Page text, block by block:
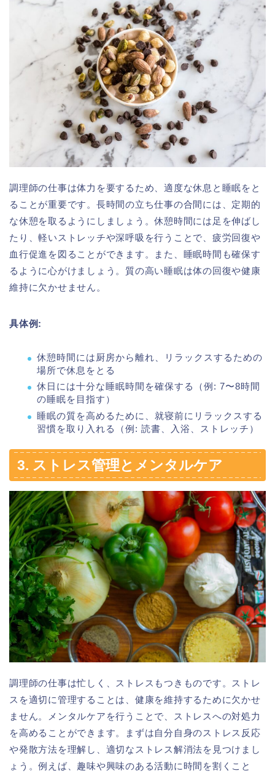
調理師の仕事は体力を要するため、適度な休息と睡眠をと
ることが重要です。長時間の立ち仕事の合間には、定期的
な休憩を取るようにしましょう。休憩時間には足を伸ばし
たり、軽いストレッチや深呼吸を行うことで、疲労回復や
血行促進を図ることができます。また、睡眠時間も確保す
るように心がけましょう。質の高い睡眠は体の回復や健康
維持に欠かせません。
具体例:
休憩時間には厨房から離れ、リラックスするための
場所で休息をとる
休日には十分な睡眠時間を確保する（例: 7〜8時間
の睡眠を目指す）
睡眠の質を高めるために、就寝前にリラックスする
習慣を取り入れる（例: 読書、入浴、ストレッチ）
3. ストレス管理とメンタルケア
調理師の仕事は忙しく、ストレスもつきものです。ストレ
スを適切に管理することは、健康を維持するために欠かせ
ません。メンタルケアを行うことで、ストレスへの対処力
を高めることができます。まずは自分自身のストレス反応
や発散方法を理解し、適切なストレス解消法を見つけまし
ょう。例えば、趣味や興味のある活動に時間を割くこと